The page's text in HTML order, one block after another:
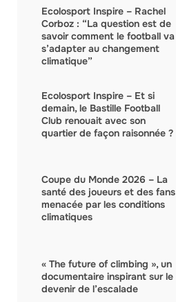
Ecolosport Inspire – Rachel
Corboz : “La question est de
savoir comment le football va
s’adapter au changement
climatique”
Ecolosport Inspire – Et si
demain, le Bastille Football
Club renouait avec son
quartier de façon raisonnée ?
Coupe du Monde 2026 – La
santé des joueurs et des fans
menacée par les conditions
climatiques
« The future of climbing », un
documentaire inspirant sur le
devenir de l’escalade